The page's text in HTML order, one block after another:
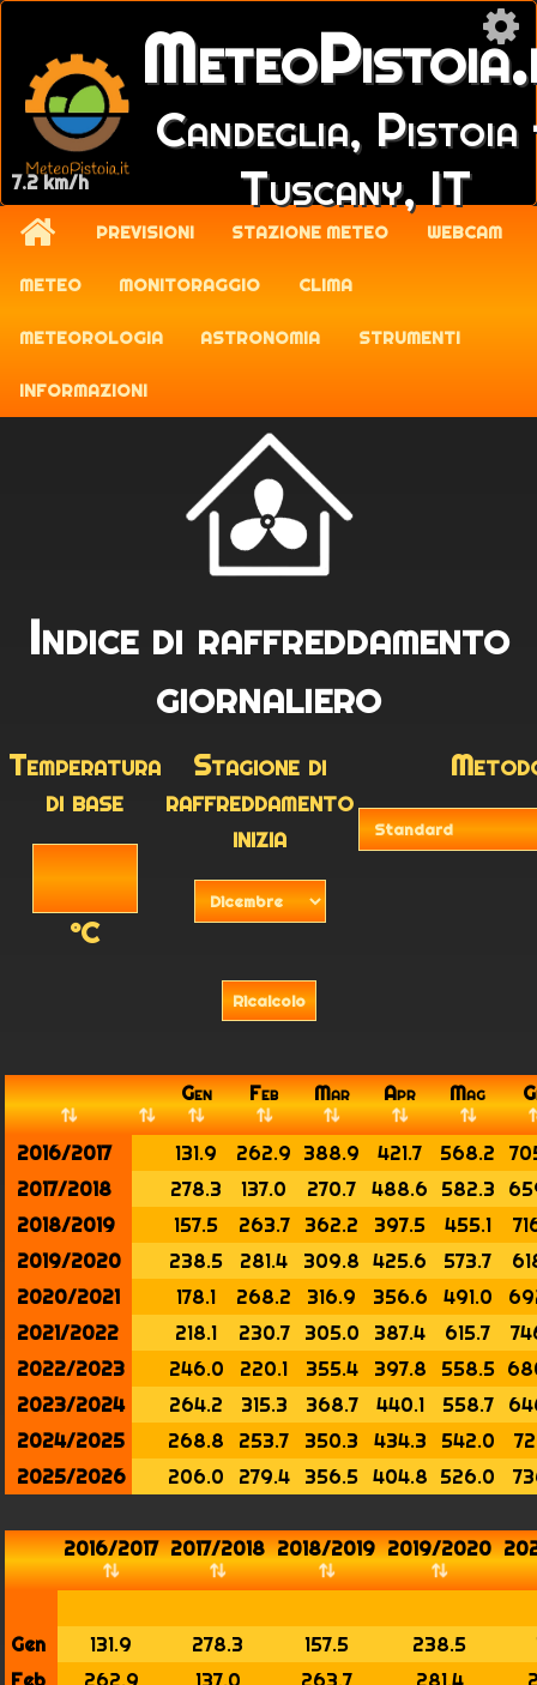
7.2 km/h
Candeglia,
Tuscany, IT
PREVISIONI STAZIONE METEO WEBCAM
METEO MONITORAGGIO CLIMA
METEOROLOGIA ASTRONOMIA STRUMENTI
INFORMAZIONI
Indice di raffreddamento
giornaliero
Temperatura
di base
°C
Stagione di
raffreddamento
inizia
Gen Feb Mar Apr Mag
2016/2017 131.9 262.9 388.9 421.7 568.2
2017/2018
278.3 137.0 270.7 488.6 582.3
2018/2019
157.5 263.7 362.2 397.5 455.1
2019/2020
238.5 281.4 309.8 425.6 573.7
2020/2021
178.1 268.2 316.9 356.6 491.0
2021/2022
218.1 230.7 305.0 387.4 615.7
2022/2023
246.0 220.1 355.4 397.8 558.5
2023/2024
264.2 315.3 368.7 440.1 558.7
2024/2025
268.8 253.7 350.3 434.3 542.0
2025/2026
206.0 279.4 356.5 404.8 526.0
2016/2017 2017/2018 2018/2019 2019/2020
Gen 131.9 278.3 157.5 238.5
Feb
262.9 137.0 263.7 281.4